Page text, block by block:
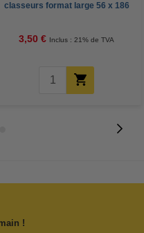
classeurs format large 56 x 186
3,50 € Inclus : 21% de TVA
!